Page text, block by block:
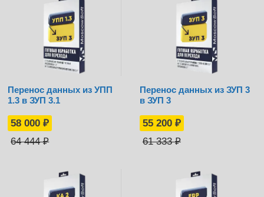
Перенос данных из УПП
1.3 в ЗУП 3.1
58 000₽
64 444₽
Перенос данных из ЗУП 3
в ЗУП 3
55 200 ₽
61 333₽